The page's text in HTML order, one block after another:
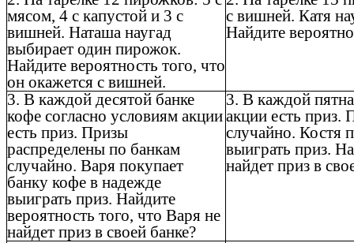
мясом, 4 с капустой и 3 с
вишней. Наташа наугад
выбирает один пирожок.
Найдите вероятность того, что
он окажется с вишней.
с вишней. Катя
Найдите
3. В каждой десятой банке
кофе согласно условиям акции
есть приз. Призы
распределены по банкам
случайно. Варя покупает
банку кофе в надежде
выиграть приз. Найдите
вероятность того, что Варя не
найдет приз в своей банке?
3. В каждой
акции есть приз.
случайно. Костя
выиграть приз.
найдет приз в